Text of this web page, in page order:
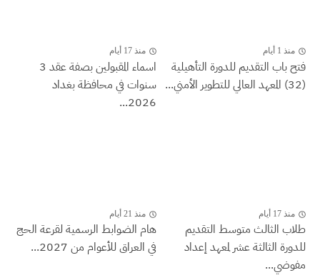
منذ 1 أيام
فتح باب التقديم للدورة التأهيلية
(32) المعهد العالي للتطوير الأمني...
منذ 17 أيام
اسماء المقبولين بصفة عقد 3
سنوات في محافظة بغداد
2026...
منذ 17 أيام
طلاب الثالث متوسط التقديم
للدورة الثالثة عشر لمعهد إعداد
مفوضي...
منذ 21 أيام
هام الضوابط الرسمية لقرعة الحج
في العراق للأعوام من 2027...